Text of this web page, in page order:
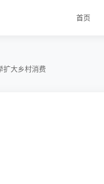
首页
扩大乡村消费